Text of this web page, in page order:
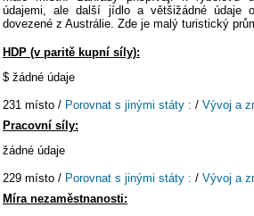
údajemi, ale další jídlo a většižádné údaje
dovezené z Austrálie. Zde je malý turistický
HDP (v paritě kupní síly):
$ žádné údaje
231 místo / Porovnat s jinými státy : / Vývoj a
Pracovní síly:
žádné údaje
229 místo / Porovnat s jinými státy : / Vývoj a
Míra nezaměstnanosti: